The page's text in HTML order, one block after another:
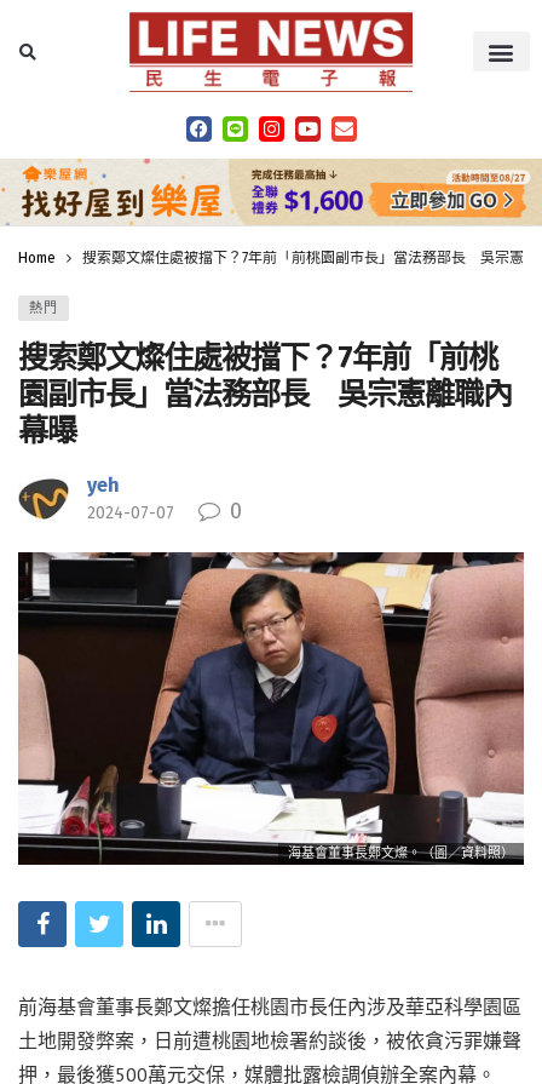
Home 搜索鄭文燦住處被擋下？7年前「前桃園副市長」當法務部長 吳宗憲離
熱門
搜索鄭文燦住處被擋下？7年前「前桃
園副市長」當法務部長 吳宗憲離職內
幕曝
yeh
2024-07-07 0
海基會董事長鄭文燦。（圖／資料照）
前海基會董事長鄭文燦擔任桃園市長任內涉及華亞科學園區
土地開發弊案，日前遭桃園地檢署約談後，被依貪污罪嫌聲
押，最後獲500萬元交保，媒體批露檢調偵辦全案內幕。